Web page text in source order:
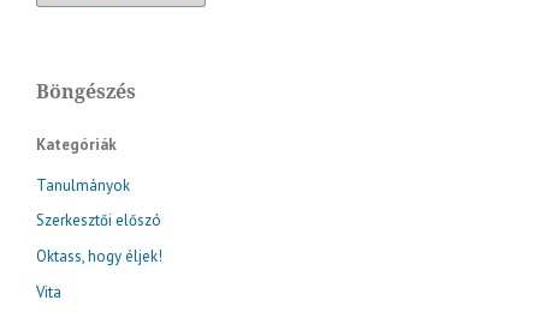
Böngészés
Kategóriák
Tanulmányok
Szerkesztői előszó
Oktass, hogy éljek!
Vita